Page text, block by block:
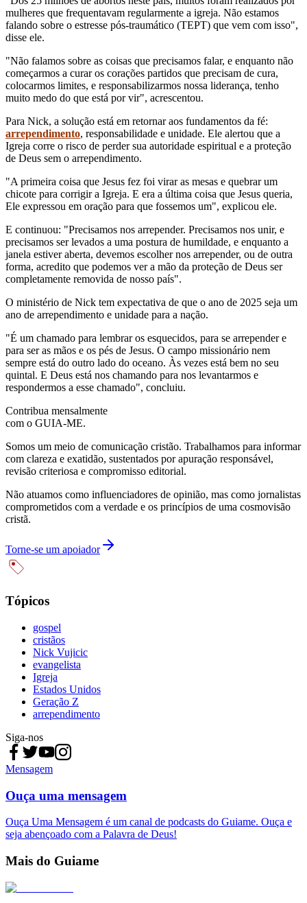
mulheres que frequentavam regularmente a igreja. Não estamos
falando sobre o estresse pós-traumático (TEPT) que vem com isso",
disse ele.
"Não falamos sobre as coisas que precisamos falar, e enquanto não
começarmos a curar os corações partidos que precisam de cura,
colocarmos limites, e responsabilizarmos nossa liderança, tenho
muito medo do que está por vir", acrescentou.
Para Nick, a solução está em retornar aos fundamentos da fé:
arrependimento, responsabilidade e unidade. Ele alertou que a
Igreja corre o risco de perder sua autoridade espiritual e a proteção
de Deus sem o arrependimento.
"A primeira coisa que Jesus fez foi virar as mesas e quebrar um
chicote para corrigir a Igreja. E era a última coisa que Jesus queria,
Ele expressou em oração para que fossemos um", explicou ele.
E continuou: "Precisamos nos arrepender. Precisamos nos unir, e
precisamos ser levados a uma postura de humildade, e enquanto a
janela estiver aberta, devemos escolher nos arrepender, ou de outra
forma, acredito que podemos ver a mão da proteção de Deus ser
completamente removida de nosso país".
O ministério de Nick tem expectativa de que o ano de 2025 seja um
ano de arrependimento e unidade para a nação.
"É um chamado para lembrar os esquecidos, para se arrepender e
para ser as mãos e os pés de Jesus. O campo missionário nem
sempre está do outro lado do oceano. Às vezes está bem no seu
quintal. E Deus está nos chamando para nos levantarmos e
respondermos a esse chamado", concluiu.
Contribua mensalmente
com o GUIA-ME.
Somos um meio de comunicação cristão. Trabalhamos para informar
com clareza e exatidão, sustentados por apuração responsável,
revisão criteriosa e compromisso editorial.
Não atuamos como influenciadores de opinião, mas como jornalistas
comprometidos com a verdade e os princípios de uma cosmovisão
cristã.
Torne-se um apoiador
Tópicos
gospel
cristãos
Nick Vujicic
evangelista
Igreja
Estados Unidos
Geração Z
arrependimento
Siga-nos
Mensagem
Ouça uma mensagem
Ouça Uma Mensagem é um canal de podcasts do Guiame. Ouça e
seja abençoado com a Palavra de Deus!
Mais do Guiame